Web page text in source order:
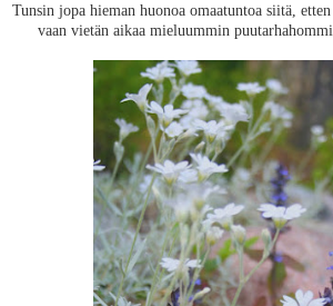
Tunsin jopa hieman huonoa omaatuntoa siitä,
vaan vietän aikaa mieluummin